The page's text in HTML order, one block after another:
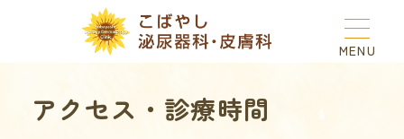
アクセス・診療時間